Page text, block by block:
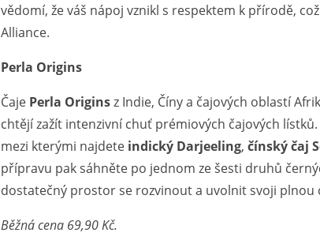
vědomí, že váš nápoj vznikl s respektem k přírodě,
Alliance.
Perla Origins
Čaje Perla Originsz Indie, Číny a čajových oblastí
chtějí zažít intenzivní chuť prémiových čajových
mezi kterými najdete indický Darjeeling, čínský čaj
přípravu pak sáhněte po jednom ze šesti druhů
dostatečný prostor se rozvinout a uvolnit svoji plnou
Běžná cena 69,90 Kč.